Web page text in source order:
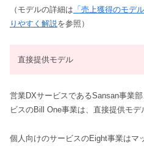
（モデルの詳細は 「売上獲得のモデ
りやすく解説 を参照）
直接提供モデル
営業DXサービスであるSansan事業
ビスのBill One事業は、直接提供モデ
個人向けのサービスのEight事業はマ